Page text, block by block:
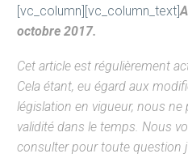
[vc_column][vc_column_text]
octobre 2017.
Cet article est régulièrement
Cela étant, eu égard aux
législation en vigueur, nous
validité dans le temps. Nous
consulter pour toute question